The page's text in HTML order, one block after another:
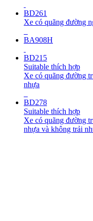
BD261
Xe có quãng đường
BA908H
BD215
Suitable thích hợp
Xe có quãng đường
nhựa
BD278
Suitable thích hợp
Xe có quãng đường
nhựa và không trải